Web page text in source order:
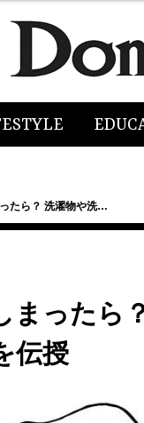
たら？ 洗濯物や洗…
まったら
伝授